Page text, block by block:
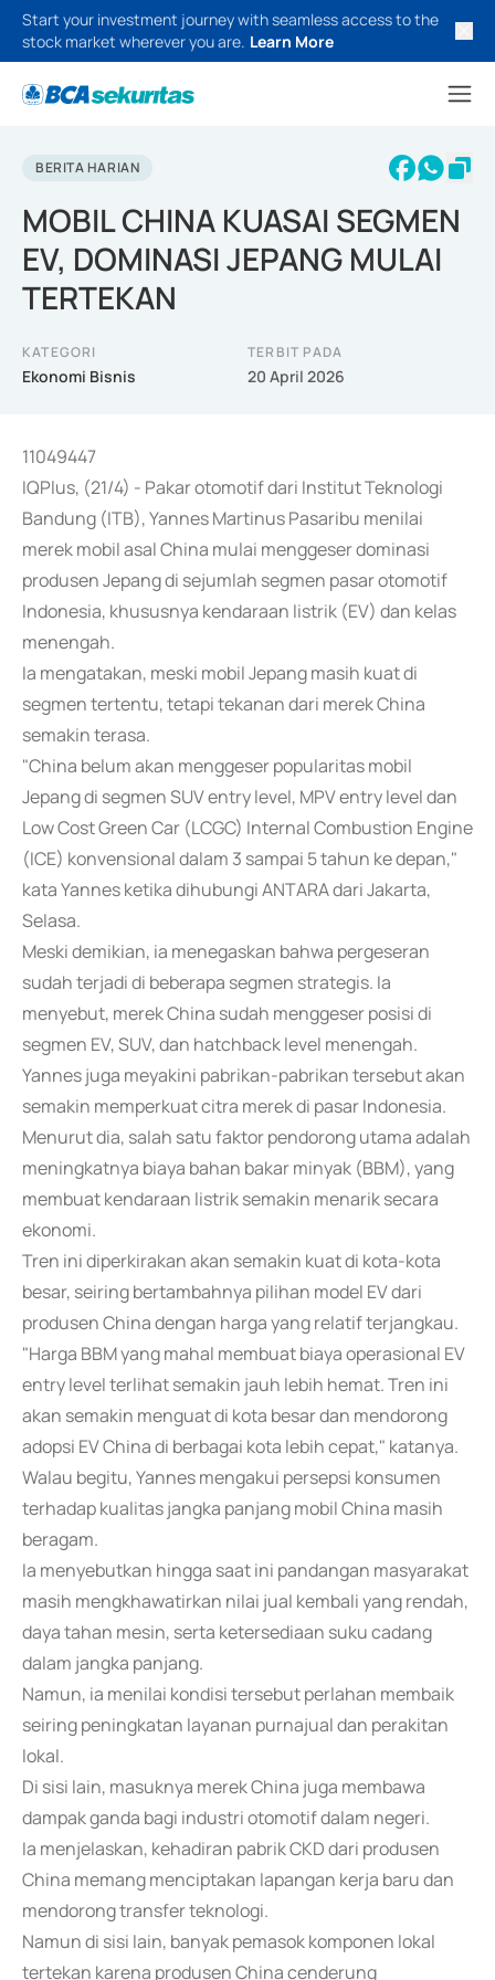
Start your investment journey with seamless access to the
stock market wherever you are. Learn More
BERITA HARIAN
MOBIL CHINA KUASAI SEGMEN
EV, DOMINASI JEPANG MULAI
TERTEKAN
KATEGORI
Ekonomi Bisnis
TERBIT PADA
20 April 2026
11049447
IQPlus, (21/4) - Pakar otomotif dari Institut Teknologi
Bandung (ITB), Yannes Martinus Pasaribu menilai
merek mobil asal China mulai menggeser dominasi
produsen Jepang di sejumlah segmen pasar otomotif
Indonesia, khususnya kendaraan listrik (EV) dan kelas
menengah.
Ia mengatakan, meski mobil Jepang masih kuat di
segmen tertentu, tetapi tekanan dari merek China
semakin terasa.
"China belum akan menggeser popularitas mobil
Jepang di segmen SUV entry level, MPV entry level dan
Low Cost Green Car (LCGC) Internal Combustion Engine
(ICE) konvensional dalam 3 sampai 5 tahun ke depan,"
kata Yannes ketika dihubungi ANTARA dari Jakarta,
Selasa.
Meski demikian, ia menegaskan bahwa pergeseran
sudah terjadi di beberapa segmen strategis. Ia
menyebut, merek China sudah menggeser posisi di
segmen EV, SUV, dan hatchback level menengah.
Yannes juga meyakini pabrikan-pabrikan tersebut akan
semakin memperkuat citra merek di pasar Indonesia.
Menurut dia, salah satu faktor pendorong utama adalah
meningkatnya biaya bahan bakar minyak (BBM), yang
membuat kendaraan listrik semakin menarik secara
ekonomi.
Tren ini diperkirakan akan semakin kuat di kota-kota
besar, seiring bertambahnya pilihan model EV dari
produsen China dengan harga yang relatif terjangkau.
"Harga BBM yang mahal membuat biaya operasional EV
entry level terlihat semakin jauh lebih hemat. Tren ini
akan semakin menguat di kota besar dan mendorong
adopsi EV China di berbagai kota lebih cepat," katanya.
Walau begitu, Yannes mengakui persepsi konsumen
terhadap kualitas jangka panjang mobil China masih
beragam.
Ia menyebutkan hingga saat ini pandangan masyarakat
masih mengkhawatirkan nilai jual kembali yang rendah,
daya tahan mesin, serta ketersediaan suku cadang
dalam jangka panjang.
Namun, ia menilai kondisi tersebut perlahan membaik
seiring peningkatan layanan purnajual dan perakitan
lokal.
Di sisi lain, masuknya merek China juga membawa
dampak ganda bagi industri otomotif dalam negeri.
Ia menjelaskan, kehadiran pabrik CKD dari produsen
China memang menciptakan lapangan kerja baru dan
mendorong transfer teknologi.
Namun di sisi lain, banyak pemasok komponen lokal
tertekan karena produsen China cenderung